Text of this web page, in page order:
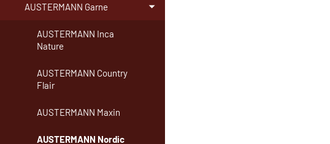
AUSTERMANN Garne
AUSTERMANN Inca
Nature
AUSTERMANN Country
Flair
AUSTERMANN Maxin
AUSTERMANN Nordic